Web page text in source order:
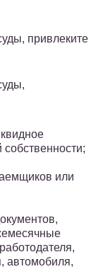
привлеките
или
автомобиля,